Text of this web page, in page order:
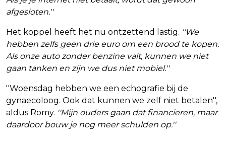
afgesloten.''
Het koppel heeft het nu ontzettend lastig. ''We
hebben zelfs geen drie euro om een brood te kopen.
Als onze auto zonder benzine valt, kunnen we niet
gaan tanken en zijn we dus niet mobiel.''
''Woensdag hebben we een echografie bij de
gynaecoloog. Ook dat kunnen we zelf niet betalen'',
aldus Romy. ''Mijn ouders gaan dat financieren, maar
daardoor bouw je nog meer schulden op.''